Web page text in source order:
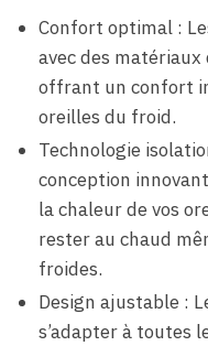
Confort optimal :
avec des
offrant un confort
oreilles du froid.
Technologie
conception
la chaleur de vos
rester au chaud
froides.
Design ajustable :
s’adapter à toutes